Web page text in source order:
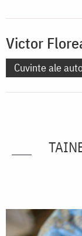
Victor
Cuvinte ale